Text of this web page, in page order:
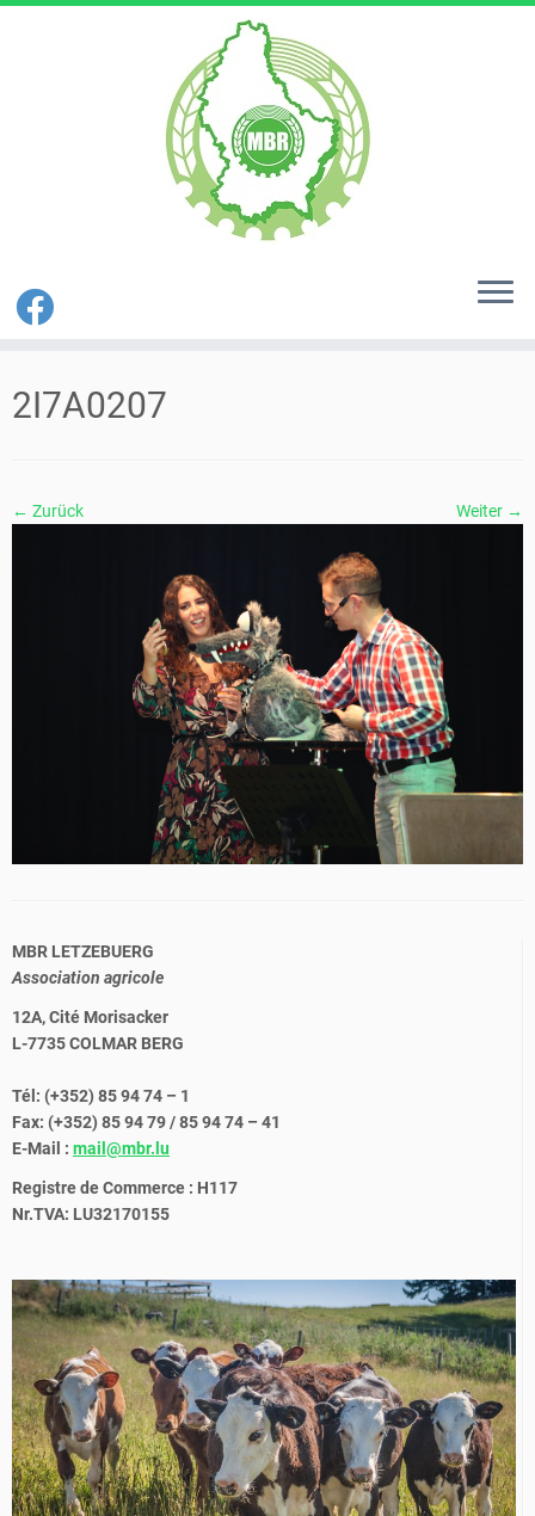
Inhalt
springen
2I7A0207
← Zurück Weiter →
MBR LETZEBUERG
Association agricole
12A, Cité Morisacker
L-7735 COLMAR BERG
Tél: (+352) 85 94 74 – 1
Fax: (+352) 85 94 79 / 85 94 74 – 41
E-Mail : mail@mbr.lu
Registre de Commerce : H117
Nr.TVA: LU32170155